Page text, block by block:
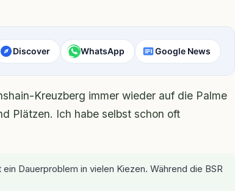
Discover WhatsApp Google News
Kreuzberg immer wieder auf die Palme
Plätzen. Ich habe selbst schon oft
Dauerproblem in vielen Kiezen. Während die BSR